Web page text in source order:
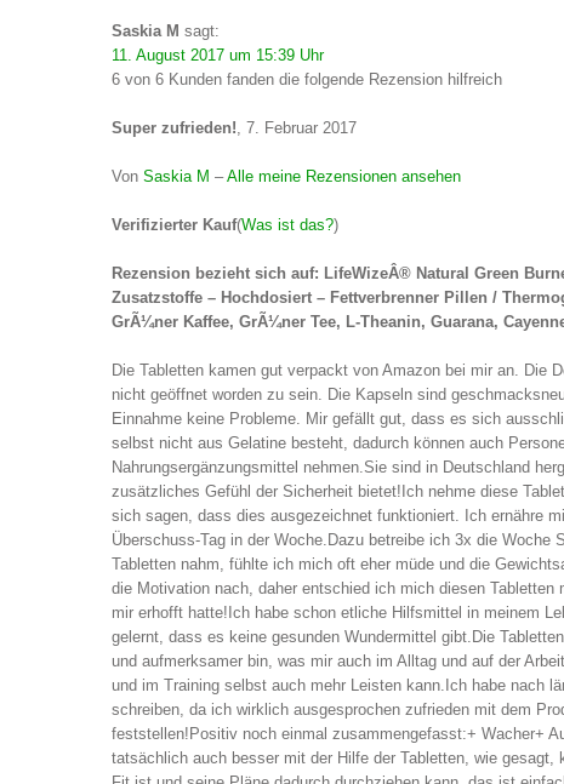
Saskia M sagt:
11. August 2017 um 15:39 Uhr
6 von 6 Kunden fanden die folgende Rezension hilfreich
Super zufrieden!, 7. Februar 2017
Von Saskia M –Alle meine Rezensionen ansehen
Verifizierter Kauf(Was ist das?)
Rezension bezieht sich auf: LifeWizeÂ® Natural Green
Zusatzstoffe – Hochdosiert – Fettverbrenner Pillen /
GrÃ¼ner Kaffee, GrÃ¼ner Tee, L-Theanin, Guarana,
Die Tabletten kamen gut verpackt von Amazon bei mir an. Die
nicht geöffnet worden zu sein. Die Kapseln sind
Einnahme keine Probleme. Mir gefällt gut, dass es sich
selbst nicht aus Gelatine besteht, dadurch können auch
Nahrungsergänzungsmittel nehmen.Sie sind in Deutschland
zusätzliches Gefühl der Sicherheit bietet!Ich nehme diese
sich sagen, dass dies ausgezeichnet funktioniert. Ich ernähre
Überschuss-Tag in der Woche.Dazu betreibe ich 3x die
Tabletten nahm, fühlte ich mich oft eher müde und die
die Motivation nach, daher entschied ich mich diesen
mir erhofft hatte!Ich habe schon etliche Hilfsmittel in meinem
gelernt, dass es keine gesunden Wundermittel gibt.Die
und aufmerksamer bin, was mir auch im Alltag und auf der
und im Training selbst auch mehr Leisten kann.Ich habe nach
schreiben, da ich wirklich ausgesprochen zufrieden mit dem
feststellen!Positiv noch einmal zusammengefasst:+ Wacher+
tatsächlich auch besser mit der Hilfe der Tabletten, wie